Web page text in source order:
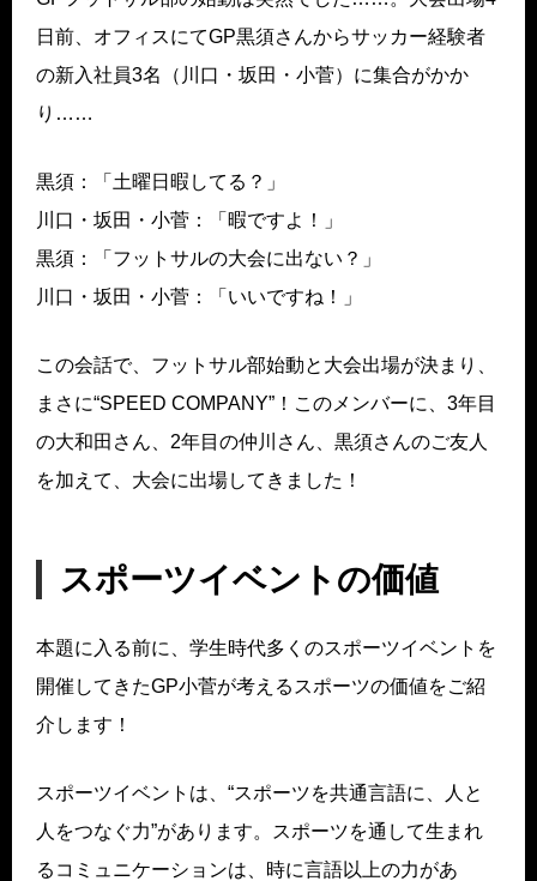
日前、オフィスにてGP黒須さんからサッカー経験者
の新入社員3名（川口・坂田・小菅）に集合がかか
り……
黒須：「土曜日暇してる？」
川口・坂田・小菅：「暇ですよ！」
黒須：「フットサルの大会に出ない？」
川口・坂田・小菅：「いいですね！」
この会話で、フットサル部始動と大会出場が決まり、
まさに“SPEED COMPANY”！このメンバーに、3年目
の大和田さん、2年目の仲川さん、黒須さんのご友人
を加えて、大会に出場してきました！
スポーツイベントの価値
本題に入る前に、学生時代多くのスポーツイベントを
開催してきたGP小菅が考えるスポーツの価値をご紹
介します！
スポーツイベントは、“スポーツを共通言語に、人と
人をつなぐ力”があります。スポーツを通して生まれ
るコミュニケーションは、時に言語以上の力があ